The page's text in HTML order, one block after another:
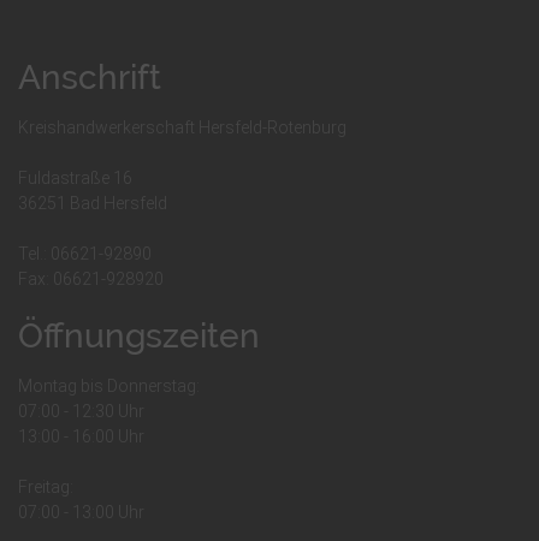
Anschrift
Kreishandwerkerschaft Hersfeld-Rotenburg
Fuldastraße 16
36251 Bad Hersfeld
Tel.: 06621-92890
Fax: 06621-928920
Öffnungszeiten
Montag bis Donnerstag:
07:00 - 12:30 Uhr
13:00 - 16:00 Uhr
Freitag:
07:00 - 13:00 Uhr